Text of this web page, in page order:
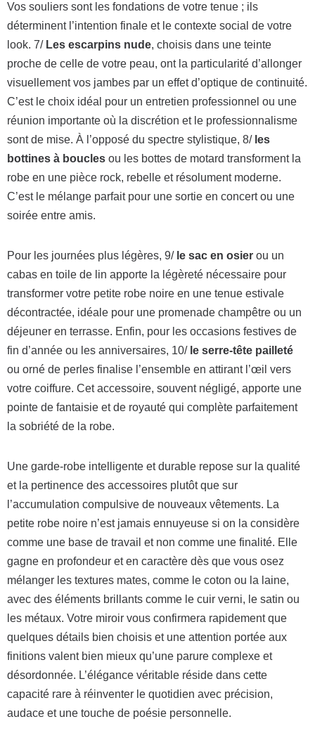
Vos souliers sont les fondations de votre tenue ; ils
déterminent l’intention finale et le contexte social de votre
look. 7/ Les escarpins nude, choisis dans une teinte
proche de celle de votre peau, ont la particularité d’allonger
visuellement vos jambes par un effet d’optique de continuité.
C’est le choix idéal pour un entretien professionnel ou une
réunion importante où la discrétion et le professionnalisme
sont de mise. À l’opposé du spectre stylistique, 8/ les
bottines à boucles ou les bottes de motard transforment la
robe en une pièce rock, rebelle et résolument moderne.
C’est le mélange parfait pour une sortie en concert ou une
soirée entre amis.
Pour les journées plus légères, 9/ le sac en osier ou un
cabas en toile de lin apporte la légèreté nécessaire pour
transformer votre petite robe noire en une tenue estivale
décontractée, idéale pour une promenade champêtre ou un
déjeuner en terrasse. Enfin, pour les occasions festives de
fin d’année ou les anniversaires, 10/ le serre-tête pailleté
ou orné de perles finalise l’ensemble en attirant l’œil vers
votre coiffure. Cet accessoire, souvent négligé, apporte une
pointe de fantaisie et de royauté qui complète parfaitement
la sobriété de la robe.
Une garde-robe intelligente et durable repose sur la qualité
et la pertinence des accessoires plutôt que sur
l’accumulation compulsive de nouveaux vêtements. La
petite robe noire n’est jamais ennuyeuse si on la considère
comme une base de travail et non comme une finalité. Elle
gagne en profondeur et en caractère dès que vous osez
mélanger les textures mates, comme le coton ou la laine,
avec des éléments brillants comme le cuir verni, le satin ou
les métaux. Votre miroir vous confirmera rapidement que
quelques détails bien choisis et une attention portée aux
finitions valent bien mieux qu’une parure complexe et
désordonnée. L’élégance véritable réside dans cette
capacité rare à réinventer le quotidien avec précision,
audace et une touche de poésie personnelle.